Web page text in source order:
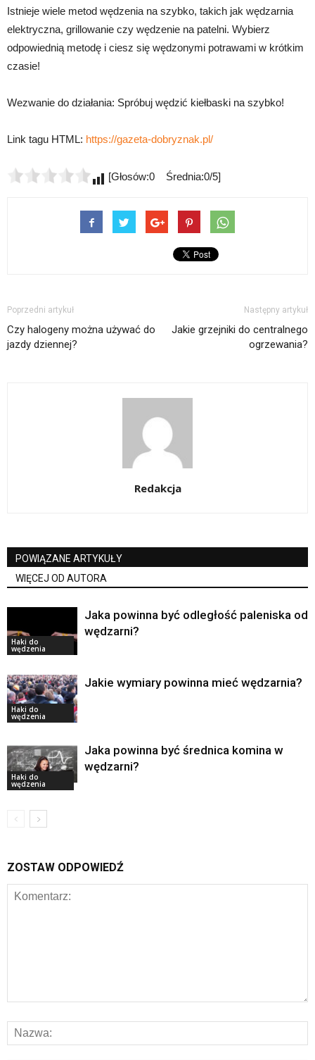
Istnieje wiele metod wędzenia na szybko, takich jak wędzarnia
elektryczna, grillowanie czy wędzenie na patelni. Wybierz
odpowiednią metodę i ciesz się wędzonymi potrawami w krótkim
czasie!
Wezwanie do działania: Spróbuj wędzić kiełbaski na szybko!
Link tagu HTML: https://gazeta-dobryznak.pl/
[Głosów:0 Średnia:0/5]
Poprzedni artykuł
Czy halogeny można używać do
jazdy dziennej?
Następny artykuł
Jakie grzejniki do centralnego
ogrzewania?
Redakcja
POWIĄZANE ARTYKUŁY
WIĘCEJ OD AUTORA
Haki do
wędzenia
Jaka powinna być odległość paleniska od
wędzarni?
Haki do
wędzenia
Jakie wymiary powinna mieć wędzarnia?
Haki do
wędzenia
Jaka powinna być średnica komina w
wędzarni?
ZOSTAW ODPOWIEDŹ